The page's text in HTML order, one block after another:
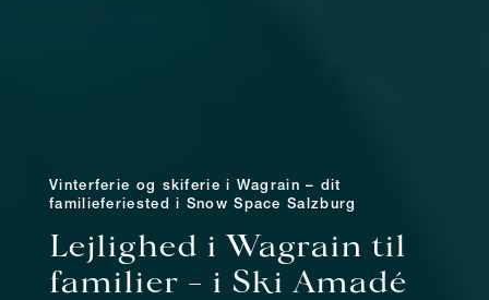
Vinterferie og skiferie i Wagrain – dit
familieferiested i Snow Space Salzburg
Lejlighed i Wagrain til
familier – i Ski Amadé